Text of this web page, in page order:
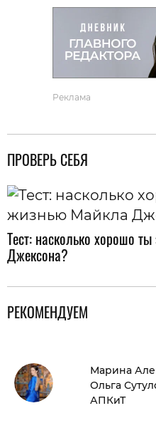
Реклама
ПРОВЕРЬ СЕБЯ
Тест: насколько хорошо
Джексона?
РЕКОМЕНДУЕМ
Марина
Ольга
АПКиТ